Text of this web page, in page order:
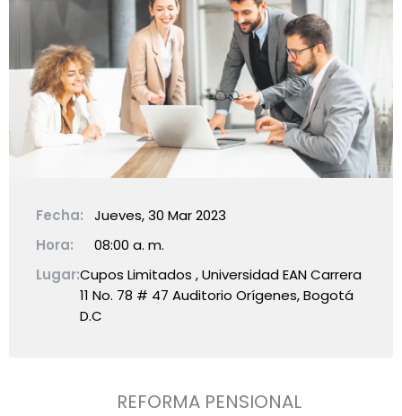
Fecha:
Jueves, 30 Mar 2023
Hora:
08:00 a. m.
Lugar:Cupos Limitados , Universidad EAN Carrera
11 No. 78 # 47 Auditorio Orígenes, Bogotá
D.C
REFORMA PENSIONAL